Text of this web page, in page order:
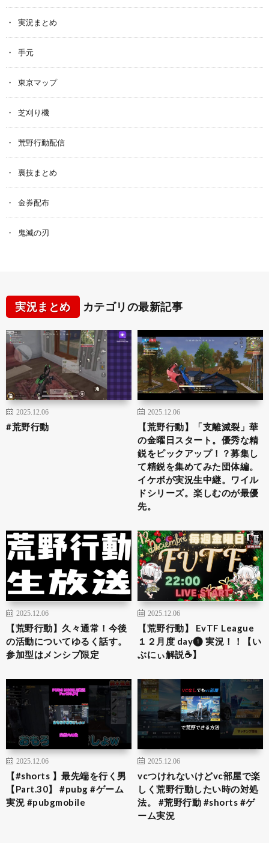
実況まとめ
手元
東京マップ
芝刈り機
荒野行動配信
裏技まとめ
金券配布
鬼滅の刃
実況まとめ カテゴリの最新記事
2025.12.06
#荒野行動
2025.12.06
【荒野行動】「支離滅裂」華
の金曜日スタート。優秀な精
鋭をピックアップ！？募集し
て精鋭を集めてみた団体編。
イケボが実況生中継。ワイル
ドシリーズ。楽しむのが最優
先。
2025.12.06
【荒野行動】久々通常！今後
の活動についてゆるく話す。
参加型はメンシプ限定
2025.12.06
【荒野行動】 EvTF League
１２月度 day❶ 実況！！【い
ぶにぃ解説☕️】
2025.12.06
【#shorts 】最先端を行く男
【Part.30】 #pubg #ゲーム
実況 #pubgmobile
2025.12.06
vcつけれないけどvc部屋で楽
しく荒野行動したい時の対処
法。 #荒野行動 #shorts #ゲ
ーム実況